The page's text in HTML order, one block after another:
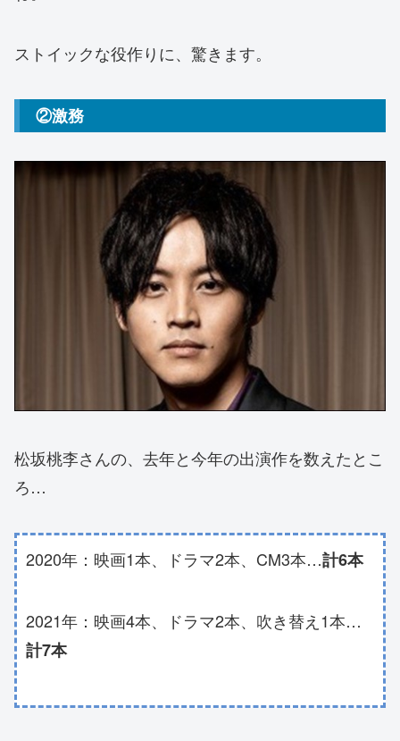
ストイックな役作りに、驚きます。
②激務
松坂桃李さんの、去年と今年の出演作を数えたとこ
ろ…
2020年：映画1本、ドラマ2本、CM3本…計6本
2021年：映画4本、ドラマ2本、吹き替え1本…
計7本